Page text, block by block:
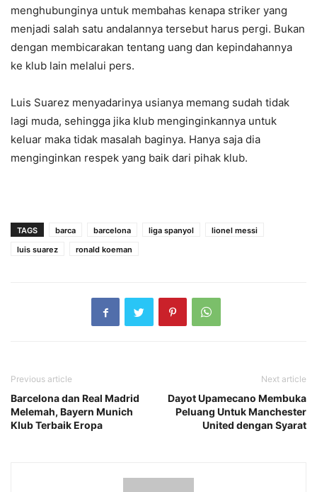
menghubunginya untuk membahas kenapa striker yang
menjadi salah satu andalannya tersebut harus pergi. Bukan
dengan membicarakan tentang uang dan kepindahannya
ke klub lain melalui pers.
Luis Suarez menyadarinya usianya memang sudah tidak
lagi muda, sehingga jika klub menginginkannya untuk
keluar maka tidak masalah baginya. Hanya saja dia
menginginkan respek yang baik dari pihak klub.
TAGS barca barcelona liga spanyol
lionel messi
luis suarez
ronald koeman
Previous article
Barcelona dan Real Madrid
Melemah, Bayern Munich
Klub Terbaik Eropa
Next article
Dayot Upamecano Membuka
Peluang Untuk Manchester
United dengan Syarat